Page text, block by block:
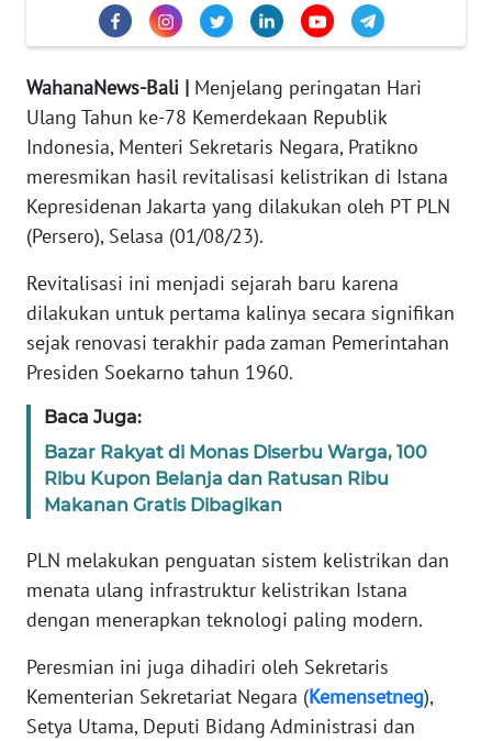
WahanaNews-Bali | Menjelang peringatan Hari
Ulang Tahun ke-78 Kemerdekaan Republik
Indonesia, Menteri Sekretaris Negara, Pratikno
meresmikan hasil revitalisasi kelistrikan di Istana
Kepresidenan Jakarta yang dilakukan oleh PT PLN
(Persero), Selasa (01/08/23).
Revitalisasi ini menjadi sejarah baru karena
dilakukan untuk pertama kalinya secara signifikan
sejak renovasi terakhir pada zaman Pemerintahan
Presiden Soekarno tahun 1960.
Baca Juga:
Bazar Rakyat di Monas Diserbu Warga, 100
Ribu Kupon Belanja dan Ratusan Ribu
Makanan Gratis Dibagikan
PLN melakukan penguatan sistem kelistrikan dan
menata ulang infrastruktur kelistrikan Istana
dengan menerapkan teknologi paling modern.
Peresmian ini juga dihadiri oleh Sekretaris
Kementerian Sekretariat Negara (Kemensetneg),
Setya Utama, Deputi Bidang Administrasi dan
KARIR
DISCLAIMER
News
Regional
WN
SUMUT
WN
WN
JABAR
BANTEN
WN
WN
KEPRI